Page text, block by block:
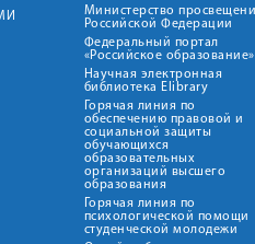
Министерство
Российской Федерации
Федеральный портал
«Российское образование»
Научная электронная
библиотека Elibrary
Горячая линия по
обеспечению правовой и
социальной защиты
обучающихся
образовательных
организаций высшего
образования
Горячая линия по
психологической помощи
студенческой молодежи